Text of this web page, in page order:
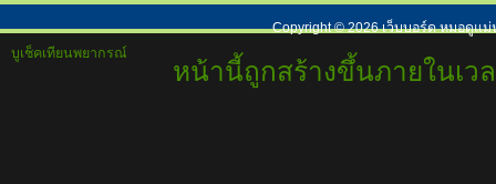
Copyright ©2026เว็บบอร์ด หมอดูแม่
บูเช็คเทียนพยากรณ์
หน้านี้ถูกสร้างขึ้นภายในเว